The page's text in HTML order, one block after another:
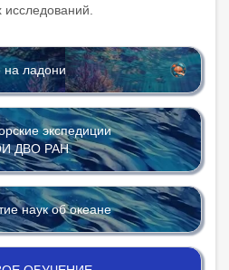
ладони
экспедиции
ДВО РАН
наук об океане